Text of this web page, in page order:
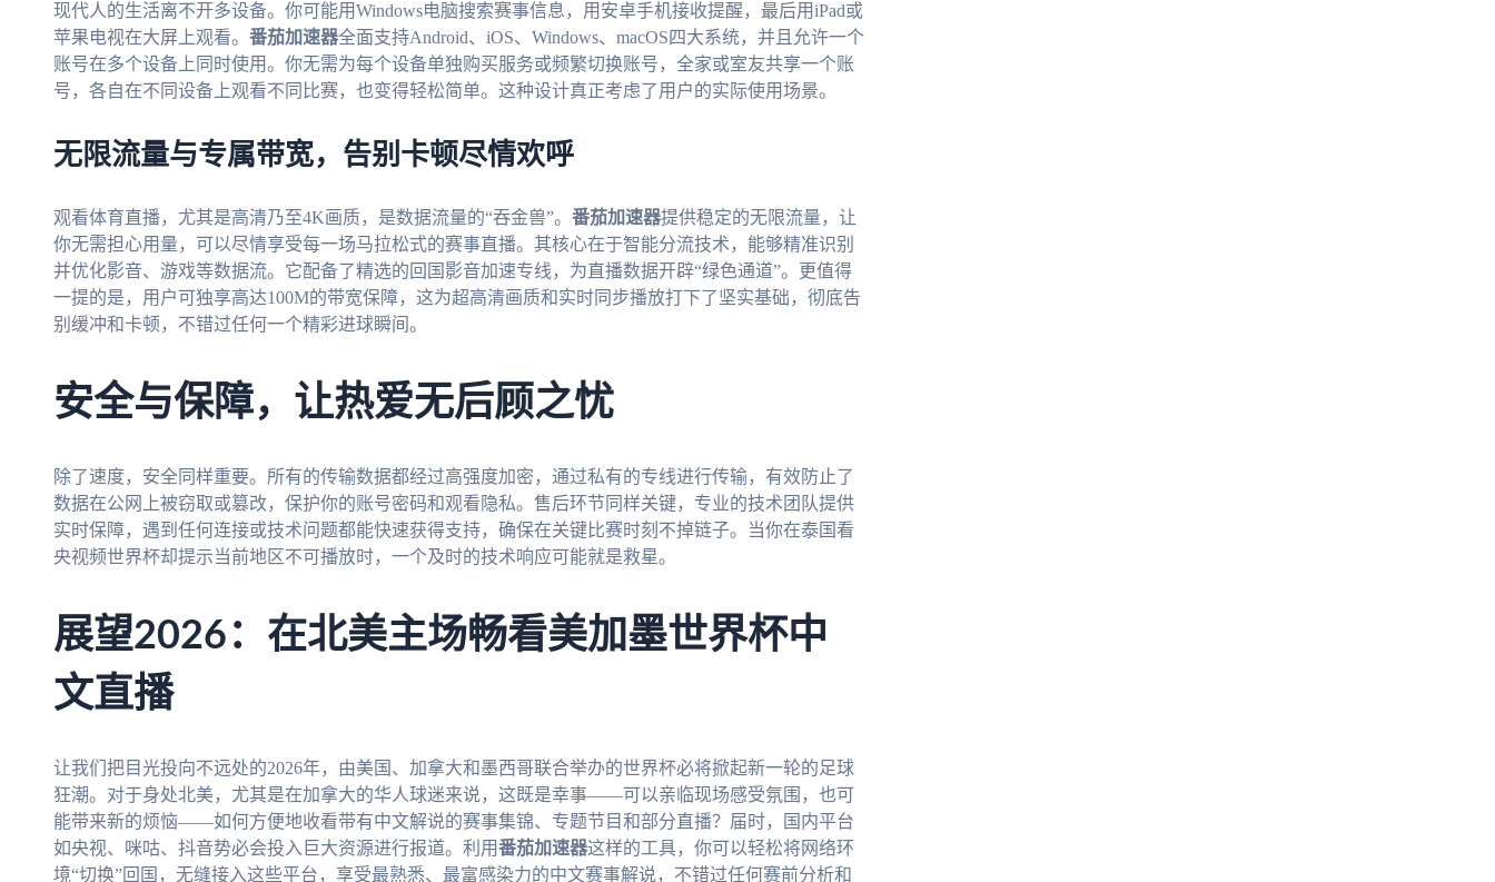
现代人的生活离不开多设备。你可能用Windows电脑搜索赛事信息，用安卓手机接收提醒，最后用iPad或
苹果电视在大屏上观看。 番茄加速器全面支持Android、iOS、Windows、macOS四大系统，并且允许一个
账号在多个设备上同时使用。你无需为每个设备单独购买服务或频繁切换账号，全家或室友共享一个账
号，各自在不同设备上观看不同比赛，也变得轻松简单。这种设计真正考虑了用户的实际使用场景。
无限流量与专属带宽，告别卡顿尽情欢呼
观看体育直播，尤其是高清乃至4K画质，是数据流量的“吞金兽”。 番茄加速器提供稳定的无限流量，让
你无需担心用量，可以尽情享受每一场马拉松式的赛事直播。其核心在于智能分流技术，能够精准识别
并优化影音、游戏等数据流。它配备了精选的回国影音加速专线，为直播数据开辟“绿色通道”。更值得
一提的是，用户可独享高达100M的带宽保障，这为超高清画质和实时同步播放打下了坚实基础，彻底告
别缓冲和卡顿，不错过任何一个精彩进球瞬间。
安全与保障，让热爱无后顾之忧
除了速度，安全同样重要。所有的传输数据都经过高强度加密，通过私有的专线进行传输，有效防止了
数据在公网上被窃取或篡改，保护你的账号密码和观看隐私。售后环节同样关键，专业的技术团队提供
实时保障，遇到任何连接或技术问题都能快速获得支持，确保在关键比赛时刻不掉链子。当你在泰国看
央视频世界杯却提示当前地区不可播放时，一个及时的技术响应可能就是救星。
展望2026：在北美主场畅看美加墨世界杯中
文直播
让我们把目光投向不远处的2026年，由美国、加拿大和墨西哥联合举办的世界杯必将掀起新一轮的足球
狂潮。对于身处北美，尤其是在加拿大的华人球迷来说，这既是幸事——可以亲临现场感受氛围，也可
能带来新的烦恼——如何方便地收看带有中文解说的赛事集锦、专题节目和部分直播？届时，国内平台
如央视、咪咕、抖音势必会投入巨大资源进行报道。利用番茄加速器这样的工具，你可以轻松将网络环
境“切换”回国，无缝接入这些平台，享受最熟悉、最富感染力的中文赛事解说，不错过任何赛前分析和